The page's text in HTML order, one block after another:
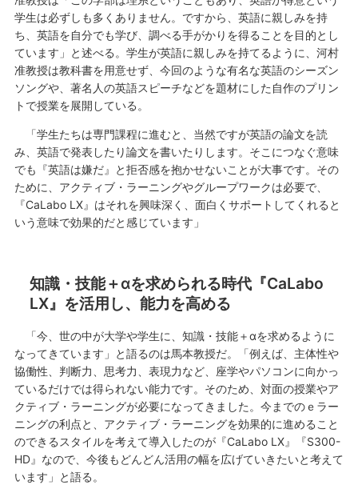
学生は必ずしも多くありません。ですから、英語に親しみを持
ち、英語を自分でも学び、調べる手がかりを得ることを目的とし
ています」と述べる。学生が英語に親しみを持てるように、河村
准教授は教科書を用意せず、今回のような有名な英語のシーズン
ソングや、著名人の英語スピーチなどを題材にした自作のプリン
トで授業を展開している。
「学生たちは専門課程に進むと、当然ですが英語の論文を読
み、英語で発表したり論文を書いたりします。そこにつなぐ意味
でも『英語は嫌だ』と拒否感を抱かせないことが大事です。その
ために、アクティブ・ラーニングやグループワークは必要で、
『CaLabo LX』はそれを興味深く、面白くサポートしてくれると
いう意味で効果的だと感じています」
知識・技能＋αを求められる時代『CaLabo
LX』を活用し、能力を高める
「今、世の中が大学や学生に、知識・技能＋αを求めるように
なってきています」と語るのは馬本教授だ。「例えば、主体性や
協働性、判断力、思考力、表現力など、座学やパソコンに向かっ
ているだけでは得られない能力です。そのため、対面の授業やア
クティブ・ラーニングが必要になってきました。今までのｅラー
ニングの利点と、アクティブ・ラーニングを効果的に進めること
のできるスタイルを考えて導入したのが『CaLabo LX』『S300-
HD』なので、今後もどんどん活用の幅を広げていきたいと考えて
います」と語る。